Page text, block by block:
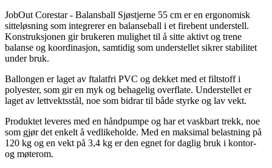
JobOut Corestar - Balansball Sjøstjerne 55 cm er en ergonomisk
sitteløsning som integrerer en balanseball i et firebent understell.
Konstruksjonen gir brukeren mulighet til å sitte aktivt og trene
balanse og koordinasjon, samtidig som understellet sikrer stabilitet
under bruk.
Ballongen er laget av ftalatfri PVC og dekket med et filtstoff i
polyester, som gir en myk og behagelig overflate. Understellet er
laget av lettvektsstål, noe som bidrar til både styrke og lav vekt.
Produktet leveres med en håndpumpe og har et vaskbart trekk, noe
som gjør det enkelt å vedlikeholde. Med en maksimal belastning på
120 kg og en vekt på 3,4 kg er den egnet for daglig bruk i kontor-
og møterom.